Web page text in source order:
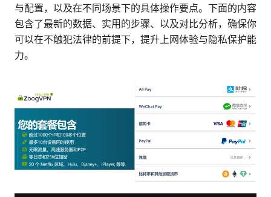
与配置，以及在不同场景下的具体操作要点。下面的内容
包含了最新的数据、实用的步骤、以及对比分析，确保你
可以在不触犯法律的前提下，提升上网体验与隐私保护能
力。